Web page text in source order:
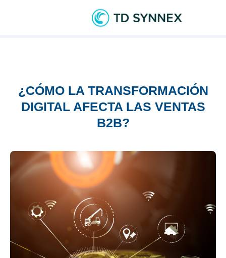
¿CÓMO LA TRANSFORMACIÓN
DIGITAL AFECTA LAS VENTAS
B2B?